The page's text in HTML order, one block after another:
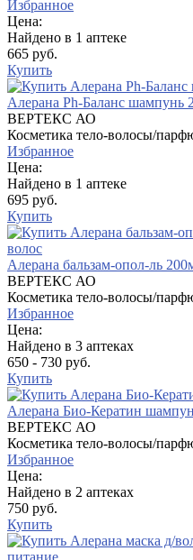
Избранное
Цена:
Найдено в 1 аптеке
665 руб.
Купить
Алерана Ph-Баланс шампунь
ВЕРТЕКС АО
Косметика тело-волосы/
Избранное
Цена:
Найдено в 1 аптеке
695 руб.
Купить
Алерана бальзам-опол-ль
ВЕРТЕКС АО
Косметика тело-волосы/
Избранное
Цена:
Найдено в 3 аптеках
650 - 730 руб.
Купить
Алерана Био-Кератин
ВЕРТЕКС АО
Косметика тело-волосы/
Избранное
Цена:
Найдено в 2 аптеках
750 руб.
Купить